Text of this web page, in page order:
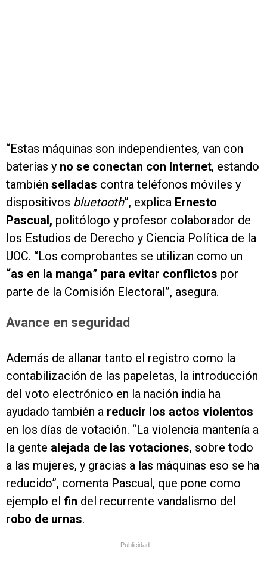
“Estas máquinas son independientes, van con
baterías y no se conectan con Internet, estando
también selladas contra teléfonos móviles y
dispositivos bluetooth”, explica Ernesto
Pascual, politólogo y profesor colaborador de
los Estudios de Derecho y Ciencia Política de la
UOC. “Los comprobantes se utilizan como un
“as en la manga” para evitar conflictos por
parte de la Comisión Electoral”, asegura.
Avance en seguridad
Además de allanar tanto el registro como la
contabilización de las papeletas, la introducción
del voto electrónico en la nación india ha
ayudado también a reducir los actos violentos
en los días de votación. “La violencia mantenía a
la gente alejada de las votaciones, sobre todo
a las mujeres, y gracias a las máquinas eso se ha
reducido”, comenta Pascual, que pone como
ejemplo el fin del recurrente vandalismo del
robo de urnas.
Publicidad